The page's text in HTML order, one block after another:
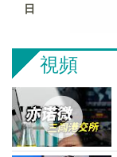
日
視頻